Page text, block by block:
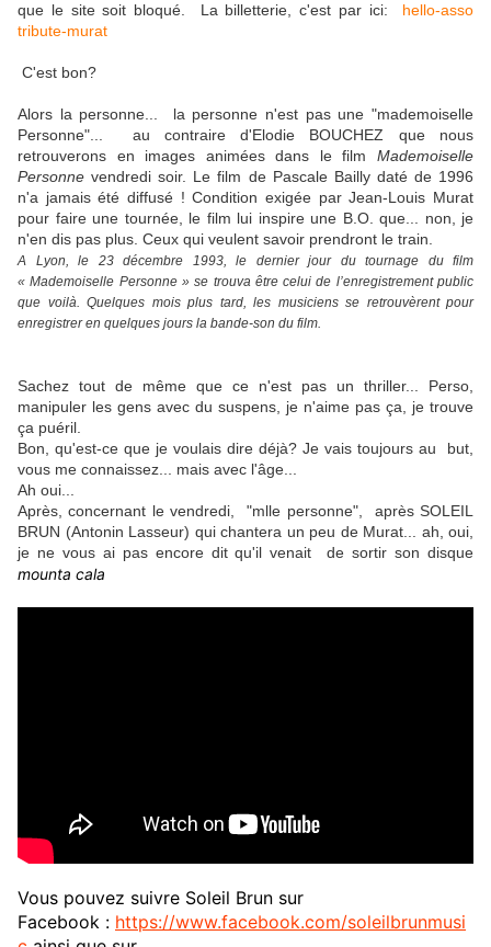
que le site soit bloqué. La billetterie, c'est par ici: hello-asso
tribute-murat
C'est bon?
Alors la personne... la personne n'est pas une "mademoiselle
Personne"... au contraire d'Elodie BOUCHEZ que nous
retrouverons en images animées dans le film Mademoiselle
Personne vendredi soir. Le film de Pascale Bailly daté de 1996
n'a jamais été diffusé ! Condition exigée par Jean-Louis Murat
pour faire une tournée, le film lui inspire une B.O. que... non, je
n'en dis pas plus. Ceux qui veulent savoir prendront le train.
A Lyon, le 23 décembre 1993, le dernier jour du tournage du film
« Mademoiselle Personne » se trouva être celui de l’enregistrement public
que voilà. Quelques mois plus tard, les musiciens se retrouvèrent pour
enregistrer en quelques jours la bande-son du film.
Sachez tout de même que ce n'est pas un thriller... Perso,
manipuler les gens avec du suspens, je n'aime pas ça, je trouve
ça puéril.
Bon, qu'est-ce que je voulais dire déjà? Je vais toujours au but,
vous me connaissez... mais avec l'âge...
Ah oui...
Après, concernant le vendredi, "mlle personne", après SOLEIL
BRUN (Antonin Lasseur) qui chantera un peu de Murat... ah, oui,
je ne vous ai pas encore dit qu'il venait de sortir son disque
mounta cala
Vous pouvez suivre Soleil Brun sur
Facebook : https://www.facebook.com/soleilbrunmusi